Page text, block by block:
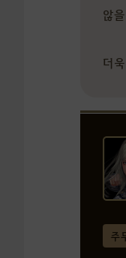
않
더
주